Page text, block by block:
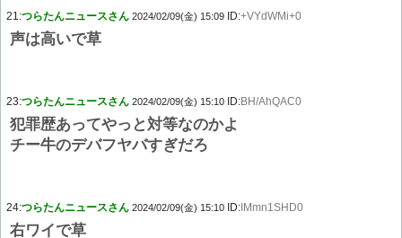
21:つらたんニュースさん 2024/02/09(金) 15:09 ID:+VYdWMi+0
声は高いで草
23:つらたんニュースさん 2024/02/09(金) 15:10 ID:BH/AhQAC0
犯罪歴あってやっと対等なのかよ
チー牛のデバフヤバすぎだろ
24:つらたんニュースさん 2024/02/09(金) 15:10 ID: IMmn1SHD0
右ワイで草